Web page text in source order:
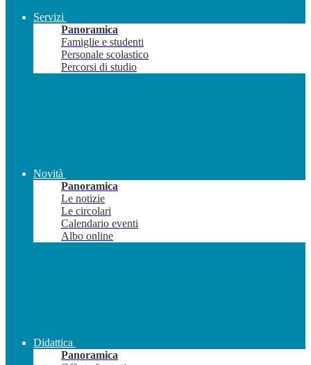
Servizi
Panoramica
Famiglie e studenti
Personale scolastico
Percorsi di studio
Novità
Panoramica
Le notizie
Le circolari
Calendario eventi
Albo online
Didattica
Panoramica